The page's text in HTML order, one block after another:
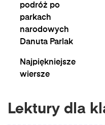
podróż po
parkach
narodowych
Danuta Parlak
Najpiękniejsze
wiersze
Lektury dla